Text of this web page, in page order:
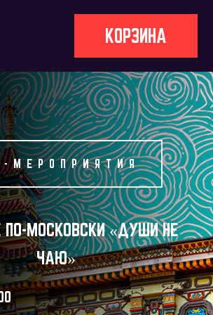
КОРЗИНА
МЕРОПРИЯТИЯ
ПО-МОСКОВСКИ «ДУШИ НЕ
ЧАЮ»